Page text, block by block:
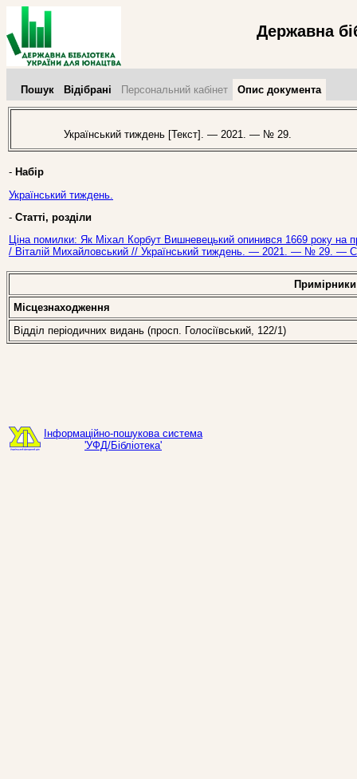
Державна
Пошук Відібрані Персональний кабінет Опис документа
Український тиждень [Текст]. — 2021. — № 29.
- Набір
Український тиждень.
- Статті, розділи
Ціна помилки: Як Міхал Корбут Вишневецький опинився 1669 року на
/ Віталій Михайловський // Український тиждень. — 2021. — № 29. —
Примірники
Місцезнаходження
Відділ періодичних видань (просп. Голосіївський, 122/1)
Інформаційно-пошукова система
'УФД/Бібліотека'